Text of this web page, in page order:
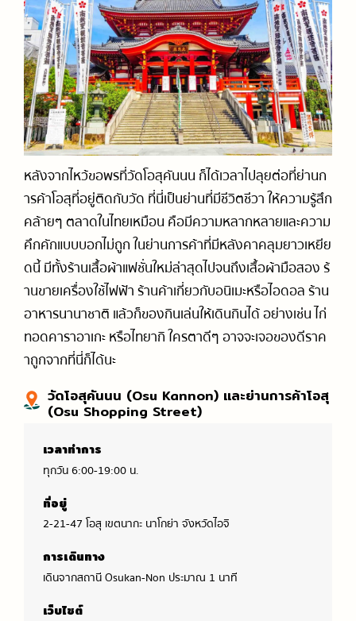
หลังจากไหว้ขอพรที่วัดโอสุคันนน ก็ได้เวลาไปลุยต่อที่ย่านก
ารค้าโอสุที่อยู่ติดกับวัด ที่นี่เป็นย่านที่มีชีวิตชีวา ให้ความรู้สึก
คล้ายๆ ตลาดในไทยเหมือน คือมีความหลากหลายและความ
คึกคักแบบบอกไม่ถูก ในย่านการค้าที่มีหลังคาคลุมยาวเหยีย
ดนี้ มีทั้งร้านเสื้อผ้าแฟชั่นใหม่ล่าสุดไปจนถึงเสื้อผ้ามือสอง ร้
านขายเครื่องใช้ไฟฟ้า ร้านค้าเกี่ยวกับอนิเมะหรือไอดอล ร้าน
อาหารนานาชาติ แล้วก็ของกินเล่นให้เดินกินได้ อย่างเช่น ไก่
ทอดคาราอาเกะ หรือไทยากิ ใครตาดีๆ อาจจะเจอของดีราค
าถูกจากที่นี่ก็ได้นะ
วัดโอสุคันนน (Osu Kannon) และย่านการค้าโอสุ
(Osu Shopping Street)
เวลาทำการ
ทุกวัน 6:00-19:00 น.
ที่อยู่
2-21-47 โอสุ เขตนากะ นาโกย่า จังหวัดไอจิ
การเดินทาง
เดินจากสถานี Osukan-Non ประมาณ 1 นาที
เว็บไซต์